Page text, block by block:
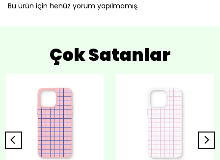
Bu ürün için henüz yorum yapılmamış.
Çok Satanlar